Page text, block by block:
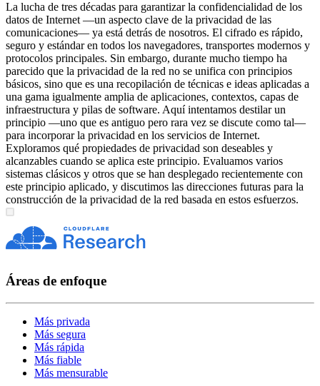
La lucha de tres décadas para garantizar la confidencialidad de los
datos de Internet —un aspecto clave de la privacidad de las
comunicaciones— ya está detrás de nosotros. El cifrado es rápido,
seguro y estándar en todos los navegadores, transportes modernos y
protocolos principales. Sin embargo, durante mucho tiempo ha
parecido que la privacidad de la red no se unifica con principios
básicos, sino que es una recopilación de técnicas e ideas aplicadas a
una gama igualmente amplia de aplicaciones, contextos, capas de
infraestructura y pilas de software. Aquí intentamos destilar un
principio —uno que es antiguo pero rara vez se discute como tal—
para incorporar la privacidad en los servicios de Internet.
Exploramos qué propiedades de privacidad son deseables y
alcanzables cuando se aplica este principio. Evaluamos varios
sistemas clásicos y otros que se han desplegado recientemente con
este principio aplicado, y discutimos las direcciones futuras para la
construcción de la privacidad de la red basada en estos esfuerzos.
Áreas de enfoque
Más privada
Más segura
Más rápida
Más fiable
Más mensurable